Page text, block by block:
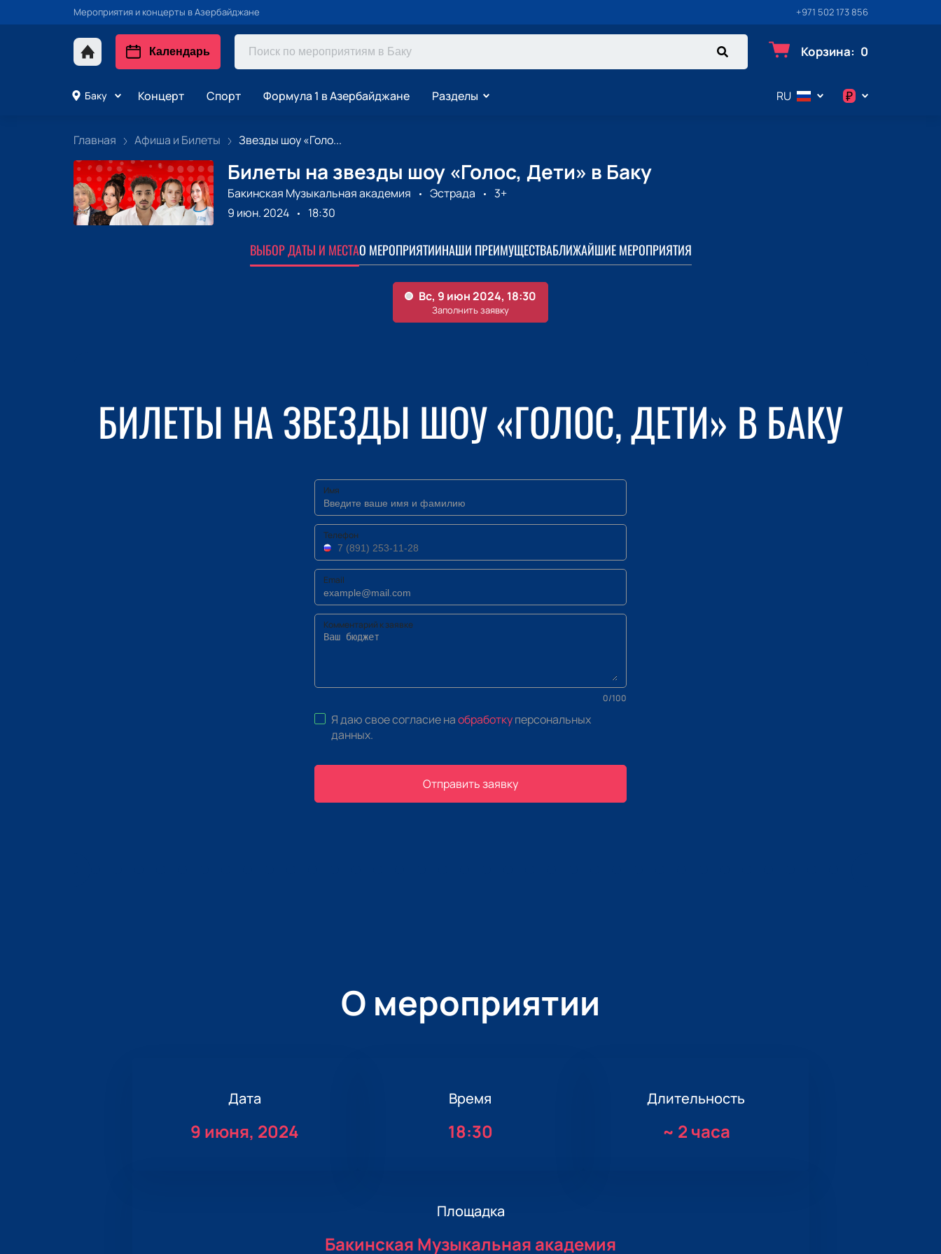
Мероприятия и концерты в Азербайджане +971 502 173 856
Календарь Корзина: 0
Баку Концерт Спорт Формула 1 в Азербайджане Разделы RU ₽
Главная Афиша и Билеты Звезды шоу «Голо...
Билеты на звезды шоу «Голос, Дети» в Баку
Бакинская Музыкальная академия Эстрада
3+
9 июн. 2024
18:30
ВЫБОР ДАТЫ И МЕСТАО МЕРОПРИЯТИИНАШИ ПРЕИМУЩЕСТВАБЛИЖАЙШИЕ МЕРОПРИЯТИЯ
БИЛЕТЫ НА ЗВЕЗДЫ ШОУ «ГОЛОС, ДЕТИ» В БАКУ
Имя
Телефон
Email
Комментарий к заявке
0/100
Я даю свое согласие наобработкуперсональных
данных.
Отправить заявку
О мероприятии
Дата
9 июня, 2024
Время
18:30
Длительность
~ 2 часа
Площадка
Бакинская Музыкальная академия